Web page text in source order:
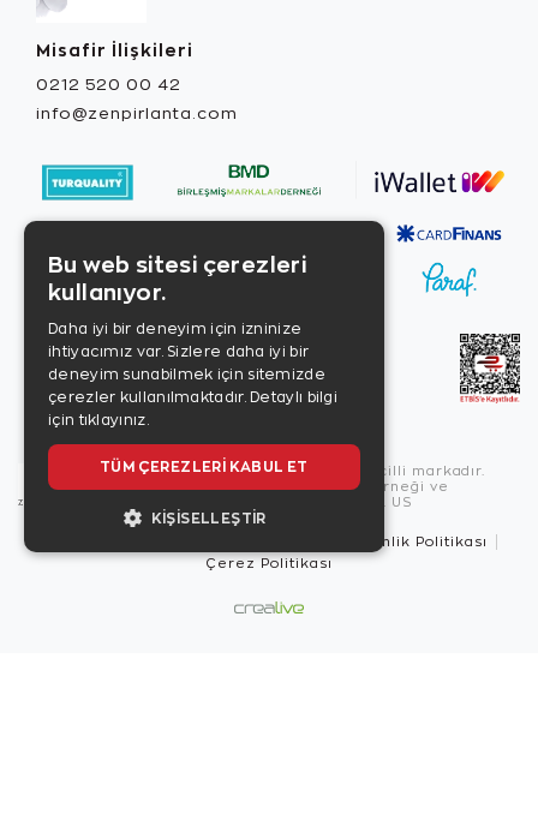
Misafir İlişkileri
0212 520 00 42
info@zenpirlanta.com
Copyright © 2026, Zen Diamond tescilli markadır.
Zen Diamond Birleşmiş Markalar Derneği ve
Turquality Destek Programı üyesidir. US
Güvenlik Politikası
Çerez Politikası
Bu web sitesi çerezleri
kullanıyor.
Daha iyi bir deneyim için izninize
ihtiyacımız var. Sizlere daha iyi bir
deneyim sunabilmek için sitemizde
çerezler kullanılmaktadır. Detaylı bilgi
için tıklayınız.
TÜM ÇEREZLERI KABUL ET
KIŞISELLEŞTIR